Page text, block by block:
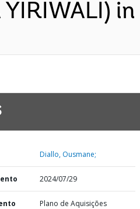
YIRIWALI)
Diallo, Ousmane;
2024/07/29
Plano de Aquisições